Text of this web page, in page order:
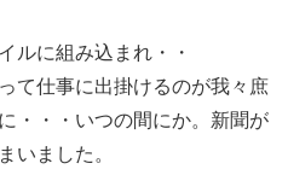
ルに組み込まれ・・
て仕事に出掛けるのが我々庶
・・・いつの間にか。新聞が
いました。